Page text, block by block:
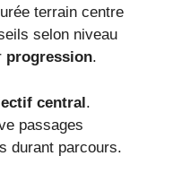
terrain centre
selon niveau
progression.
central.
passages
durant parcours.